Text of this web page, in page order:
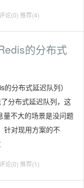
论(0) 推荐(4)
的分布式
分布式延迟队列）
分布式延迟队列，这
量不大的场景是没问题
针对现用方案的不
论(0) 推荐(1)